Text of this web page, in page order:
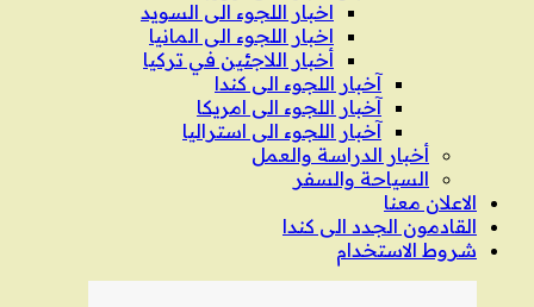
اخبار اللجوء الى السويد
اخبار اللجوء الى المانيا
أخبار اللاجئين في تركيا
آخبار اللجوء الى كندا
آخبار اللجوء الى امريكا
آخبار اللجوء الى استراليا
أخبار الدراسة والعمل
السياحة والسفر
الاعلان معنا
القادمون الجدد الى كندا
شروط الاستخدام